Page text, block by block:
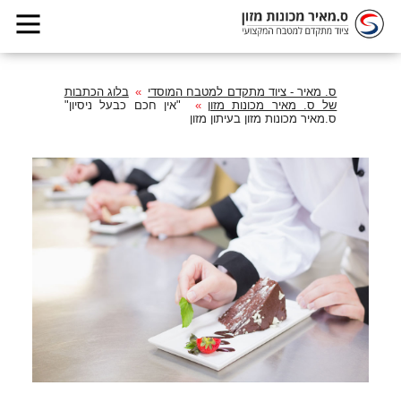
ס. מאיר - ציוד מתקדם למטבח המוסדי
בלוג הכתבות
של ס. מאיר מכונות מזון
"אין חכם כבעל ניסיון"
ס.מאיר מכונות מזון בעיתון מזון